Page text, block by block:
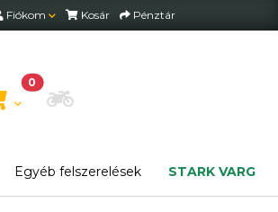
Fiókom Kosár Pénztár
0
Motor beállítása
Egyéb felszerelések STARK VARG